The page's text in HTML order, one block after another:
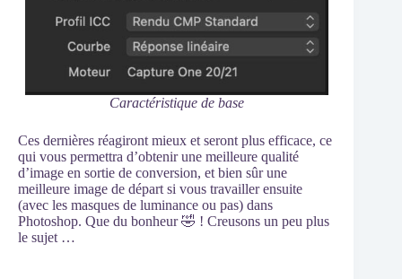
Caractéristique de base
Ces dernières réagiront mieux et seront plus efficace, ce
qui vous permettra d’obtenir une meilleure qualité
d’image en sortie de conversion, et bien sûr une
meilleure image de départ si vous travailler ensuite
(avec les masques de luminance ou pas) dans
Photoshop. Que du bonheur 🤣 ! Creusons un peu plus
le sujet …